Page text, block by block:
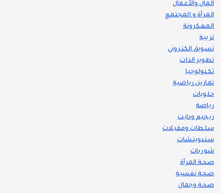
المال والأعمال
المرأة و المجتمع
المعكرونة
تربية
تسويق الكتروني
تطوير الذات
تكنولوجيا
تمارين رياضية
حلويات
رياضة
ريجيم ودايت
سلطات ومقبلات
سندويتشات
شوربات
صحة المرأة
صحة نفسية
صحة وجمال